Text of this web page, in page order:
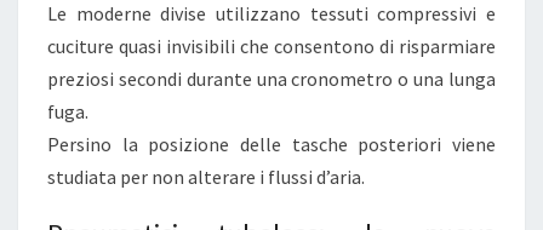
Le moderne divise utilizzano tessuti compressivi e
cuciture quasi invisibili che consentono di risparmiare
preziosi secondi durante una cronometro o una lunga
fuga.
Persino la posizione delle tasche posteriori viene
studiata per non alterare i flussi d’aria.